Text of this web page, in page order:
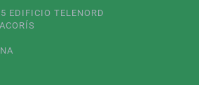
EDIFICIO TELENORD